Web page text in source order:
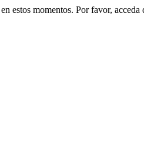
estos momentos. Por favor,